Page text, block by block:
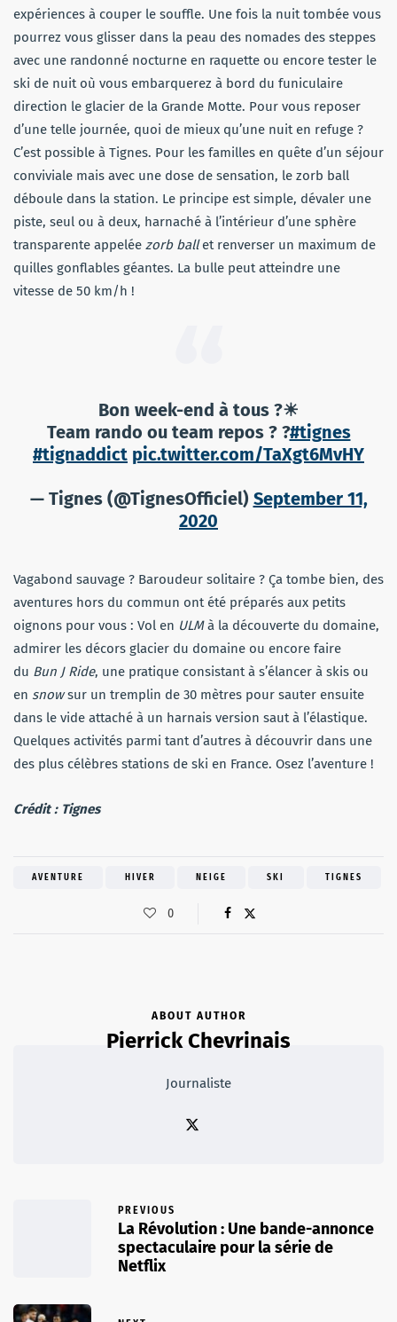
expériences à couper le souffle. Une fois la nuit tombée vous
pourrez vous glisser dans la peau des nomades des steppes
avec une randonné nocturne en raquette ou encore tester le
ski de nuit où vous embarquerez à bord du funiculaire
direction le glacier de la Grande Motte. Pour vous reposer
d’une telle journée, quoi de mieux qu’une nuit en refuge ?
C’est possible à Tignes. Pour les familles en quête d’un séjour
conviviale mais avec une dose de sensation, le zorb ball
déboule dans la station. Le principe est simple, dévaler une
piste, seul ou à deux, harnaché à l’intérieur d’une sphère
transparente appelée zorb ballet renverser un maximum de
quilles gonflables géantes. La bulle peut atteindre une
vitesse de 50 km/h !
Bon week-end à tous ?☀
Team rando ou team repos ? ?#tignes
#tignaddict pic.twitter.com/TaXgt6MvHY
— Tignes (@TignesOfficiel) September 11,
2020
Vagabond sauvage ? Baroudeur solitaire ? Ça tombe bien, des
aventures hors du commun ont été préparés aux petits
oignons pour vous : Vol en ULMà la découverte du domaine,
admirer les décors glacier du domaine ou encore faire
du Bun J Ride, une pratique consistant à s’élancer à skis ou
en snowsur un tremplin de 30 mètres pour sauter ensuite
dans le vide attaché à un harnais version saut à l’élastique.
Quelques activités parmi tant d’autres à découvrir dans une
des plus célèbres stations de ski en France. Osez l’aventure !
Crédit : Tignes
AVENTURE HIVER NEIGE SKI TIGNES
0
ABOUT AUTHOR
Pierrick Chevrinais
Journaliste
PREVIOUS
La Révolution : Une bande-annonce
spectaculaire pour la série de
Netflix